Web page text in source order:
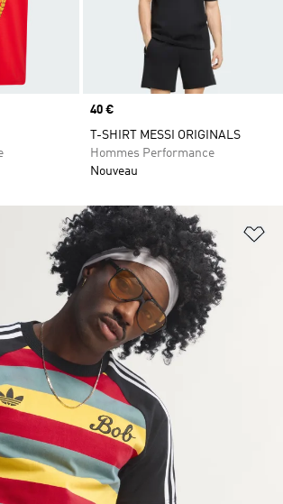
Prix
40 €
T-SHIRT MESSI ORIGINALS
Hommes Performance
Nouveau